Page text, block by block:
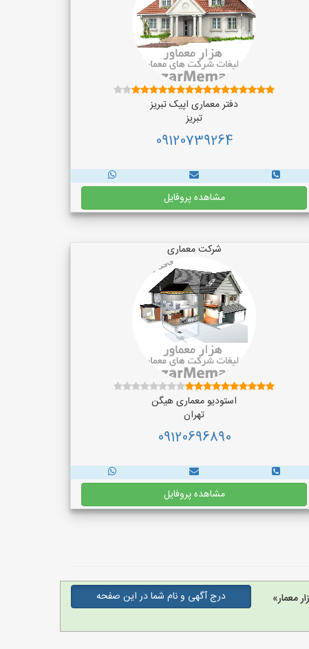
دفتر معماری اپیک تبریز
تبریز
09120739264
مشاهده پروفایل
شرکت معماری
استودیو معماری هیگن
تهران
09120696890
مشاهده پروفایل
معمار»
درج آگهی و نام شما در این صفحه